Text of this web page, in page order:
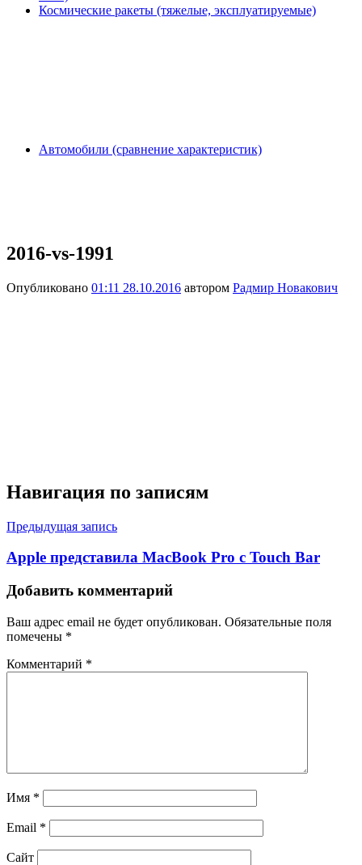
Космические ракеты (тяжелые, эксплуатируемые)
Автомобили (сравнение характеристик)
2016-vs-1991
Опубликовано 01:11 28.10.2016 автором Радмир Новакович
Навигация по записям
Предыдущая запись
Apple представила MacBook Pro с Touch Bar
Добавить комментарий
Ваш адрес email не будет опубликован. Обязательные поля
помечены *
Комментарий *
Имя *
Email *
Сайт